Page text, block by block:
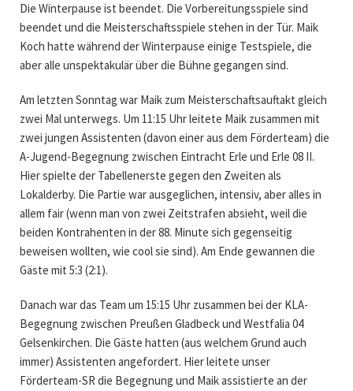
Die Winterpause ist beendet. Die Vorbereitungsspiele sind
beendet und die Meisterschaftsspiele stehen in der Tür. Maik
Koch hatte während der Winterpause einige Testspiele, die
aber alle unspektakulär über die Bühne gegangen sind.
Am letzten Sonntag war Maik zum Meisterschaftsauftakt gleich
zwei Mal unterwegs. Um 11:15 Uhr leitete Maik zusammen mit
zwei jungen Assistenten (davon einer aus dem Förderteam) die
A-Jugend-Begegnung zwischen Eintracht Erle und Erle 08 II.
Hier spielte der Tabellenerste gegen den Zweiten als
Lokalderby. Die Partie war ausgeglichen, intensiv, aber alles in
allem fair (wenn man von zwei Zeitstrafen absieht, weil die
beiden Kontrahenten in der 88. Minute sich gegenseitig
beweisen wollten, wie cool sie sind). Am Ende gewannen die
Gäste mit 5:3 (2:1).
Danach war das Team um 15:15 Uhr zusammen bei der KLA-
Begegnung zwischen Preußen Gladbeck und Westfalia 04
Gelsenkirchen. Die Gäste hatten (aus welchem Grund auch
immer) Assistenten angefordert. Hier leitete unser
Förderteam-SR die Begegnung und Maik assistierte an der